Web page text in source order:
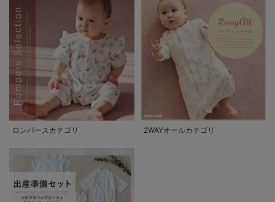
ロンパースカテゴリ 2WAYオールカテゴリ